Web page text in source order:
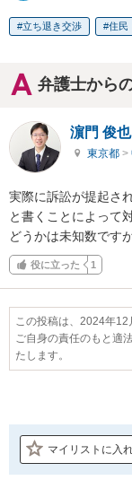
立ち退き交渉 住民
弁護士から
濵門 俊也
東京都 >
実際に訴訟が提起さ
と書くことによって
どうかは未知数ですが
役に立った 1
この投稿は、2024年12
ご自身の責任のもと適
たします。
マイリストに入